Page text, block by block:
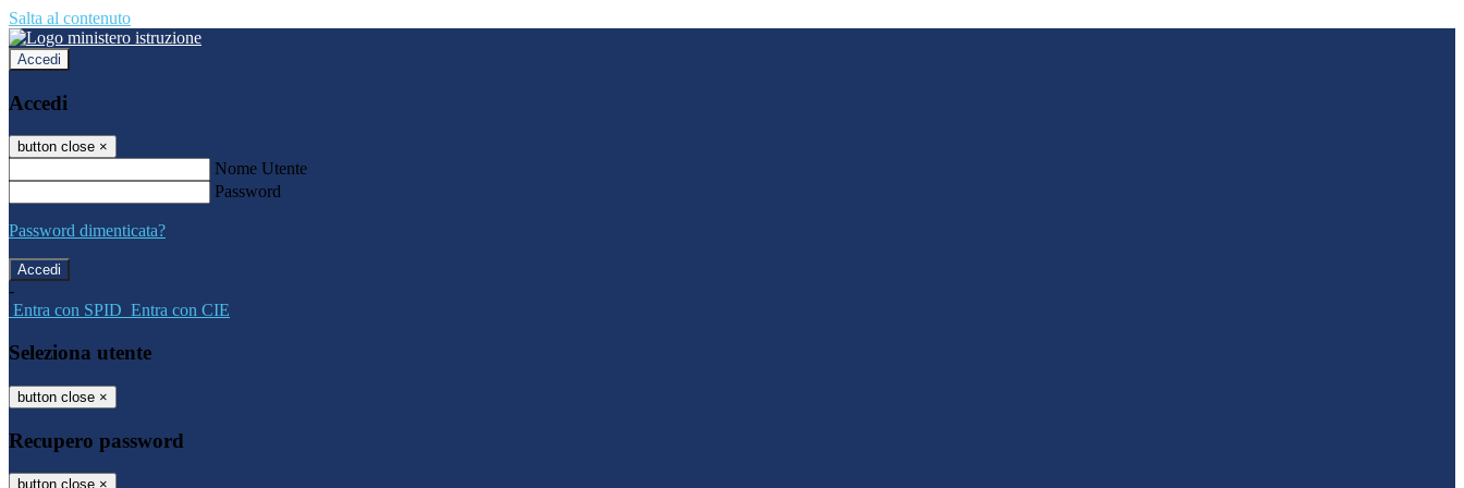
Salta al contenuto
Accedi
Accedi
button close ×
Nome Utente
Password
Password dimenticata?
-
Entra con SPID Entra con CIE
Seleziona utente
button close ×
Recupero password
button close ×